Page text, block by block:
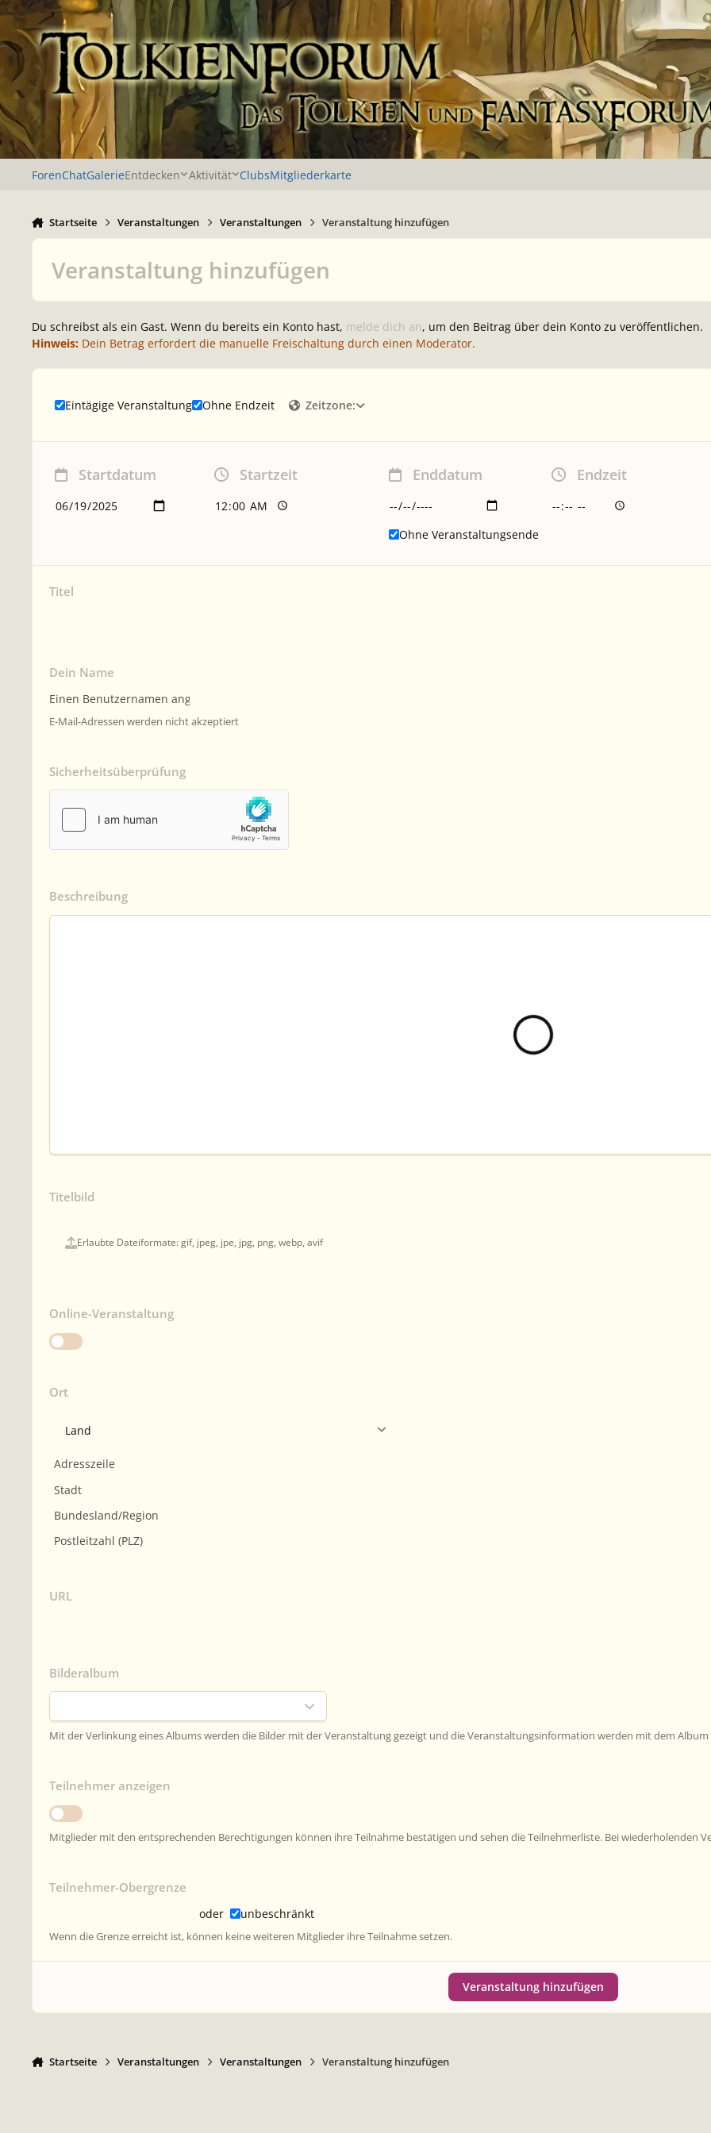
Zu Inhalt springen
ForenChatGalerieEntdecken Aktivität ClubsMitgliederkarte
Startseite Veranstaltungen Veranstaltungen Veranstaltung hinzufügen
Veranstaltung hinzufügen
Du schreibst als ein Gast. Wenn du bereits ein Konto hast, melde dich an, um den Beitrag über dein Konto zu veröffentlichen.
Hinweis: Dein Betrag erfordert die manuelle Freischaltung durch einen Moderator.
Eintägige Veranstaltung Ohne Endzeit Zeitzone:
Startdatum Startzeit Enddatum Endzeit
Ohne Veranstaltungsende
Titel
Dein Name
E-Mail-Adressen werden nicht akzeptiert
Sicherheitsüberprüfung
Beschreibung
Titelbild
Erlaubte Dateiformate: gif, jpeg, jpe, jpg, png, webp, avif
Online-Veranstaltung
Ort
URL
Bilderalbum
Mit der Verlinkung eines Albums werden die Bilder mit der Veranstaltung gezeigt und die Veranstaltungsinformation werden mit dem Album
Teilnehmer anzeigen
Mitglieder mit den entsprechenden Berechtigungen können ihre Teilnahme bestätigen und sehen die Teilnehmerliste. Bei wiederholenden
Teilnehmer-Obergrenze
oder unbeschränkt
Wenn die Grenze erreicht ist, können keine weiteren Mitglieder ihre Teilnahme setzen.
Veranstaltung hinzufügen
Startseite Veranstaltungen Veranstaltungen Veranstaltung hinzufügen